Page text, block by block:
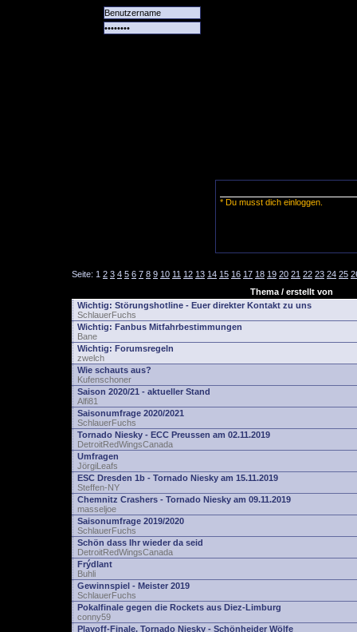
* Du musst dich einloggen.
Seite: 1 2 3 4 5 6 7 8 9 10 11 12 13 14 15 16 17 18 19 20 21 22 23 24 25
Thema / erstellt von
Wichtig: Störungshotline - Euer direkter Kontakt zu uns
SchlauerFuchs
Wichtig: Fanbus Mitfahrbestimmungen
Bane
Wichtig: Forumsregeln
zwelch
Wie schauts aus?
Kufenschoner
Saison 2020/21 - aktueller Stand
Alfi81
Saisonumfrage 2020/2021
SchlauerFuchs
Tornado Niesky - ECC Preussen am 02.11.2019
DetroitRedWingsCanada
Umfragen
JörgiLeafs
ESC Dresden 1b - Tornado Niesky am 15.11.2019
Steffen-NY
Chemnitz Crashers - Tornado Niesky am 09.11.2019
masseljoe
Saisonumfrage 2019/2020
SchlauerFuchs
Schön dass Ihr wieder da seid
DetroitRedWingsCanada
Frýdlant
Buhli
Gewinnspiel - Meister 2019
SchlauerFuchs
Pokalfinale gegen die Rockets aus Diez-Limburg
conny59
Playoff-Finale, Tornado Niesky - Schönheider Wölfe